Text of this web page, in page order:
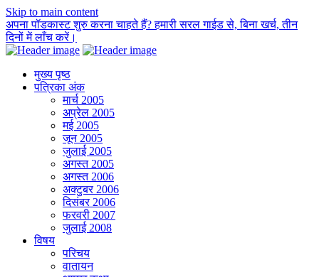
Skip to main content
अपना पॉडकास्ट शुरु करना चाहते हैं? हमारी सरल गाईड से, बिना खर्च, तीन
दिनों में लाँच करें।
मुख्य पृष्ठ
पत्रिका अंक
मार्च 2005
अप्रेल 2005
मई 2005
जून 2005
जुलाई 2005
अगस्त 2005
अगस्त 2006
अक्टुबर 2006
दिसंबर 2006
फरवरी 2007
जुलाई 2008
विषय
परिचय
वातायन